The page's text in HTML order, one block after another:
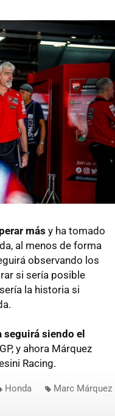
más y ha tomado
al menos de forma
observando los
si sería posible
la historia si
seguirá siendo el
y ahora Márquez
Racing.
Honda Marc Márquez